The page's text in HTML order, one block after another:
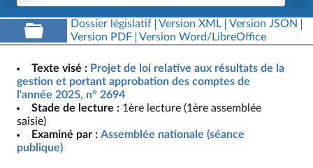
Dossier législatif Version XML
Version JSON
Version PDF
Version Word/LibreOffice
Texte visé : Projet de loi relative aux résultats de la
gestion et portant approbation des comptes de
l'année 2025, n° 2694
Stade de lecture : 1ère lecture (1ère assemblée
saisie)
Examiné par : Assemblée nationale (séance
publique)